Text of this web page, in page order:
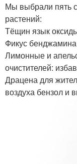
Мы выбрали пять
растений:
Тёщин язык
Фикус
Лимонные и
очистителей:
Драцена для
воздуха бензол и